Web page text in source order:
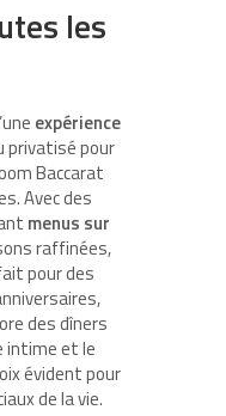
les
expérience
privatisé pour
Baccarat
Avec des
menus sur
raffinées,
pour des
des dîners
intime et le
évident pour
de la vie.